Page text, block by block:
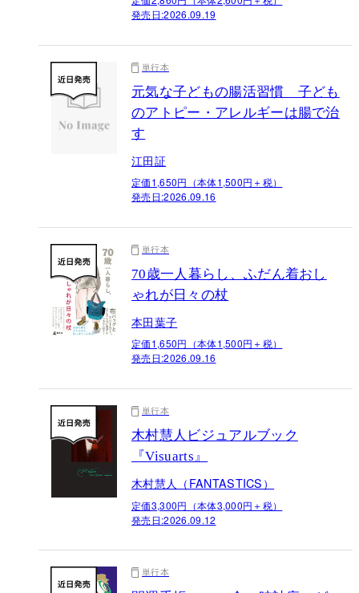
発売日:2026.09.19
単行本
元気な子どもの腸活習慣 子ども
のアトピー・アレルギーは腸で治
す
江田証
定価1,650円（本体1,500円＋税）
発売日:2026.09.16
単行本
70歳一人暮らし、ふだん着おし
ゃれが日々の杖
本田葉子
定価1,650円（本体1,500円＋税）
発売日:2026.09.16
単行本
木村慧人ビジュアルブック
『Visuarts』
木村慧人（FANTASTICS）
定価3,300円（本体3,000円＋税）
発売日:2026.09.12
単行本